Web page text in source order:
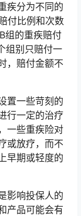
疾分为不同的
付比例和次数
组的重疾赔付
组别只赔付一
，赔付金额不
置一些苛刻的
行一定的治疗
一些重疾险对
或放疗，而不
早期或轻度的
影响投保人的
产品可能会有